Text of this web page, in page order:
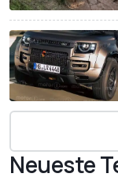
Neueste